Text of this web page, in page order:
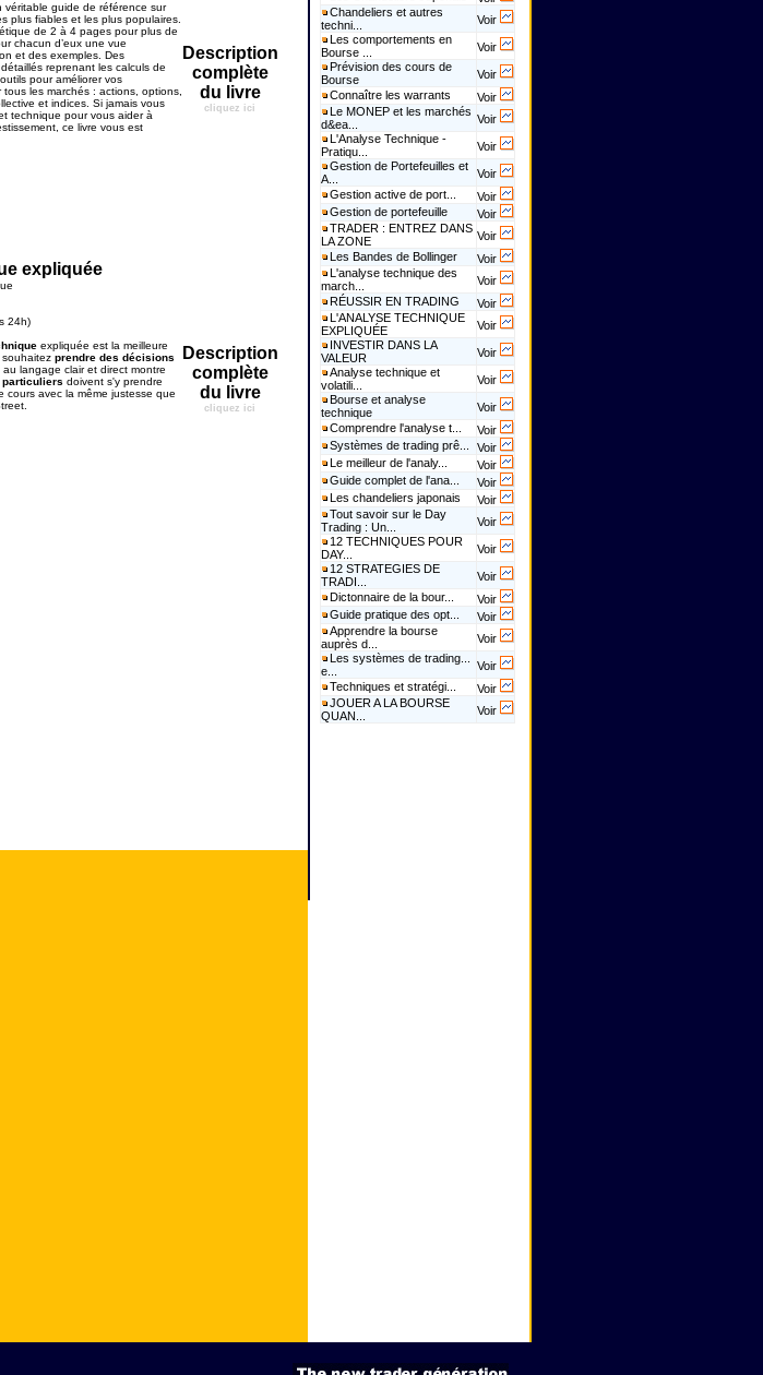
véritable guide de référence sur
plus fiables et les plus populaires.
de 2 à 4 pages pour plus de
chacun d’eux une vue
et des exemples. Des
reprenant les calculs de
pour améliorer vos
les marchés : actions, options,
et indices. Si jamais vous
technique pour vous aider à
ce livre vous est
Description
complète
du livre
cliquez ici
expliquée
24h)
expliquée est la meilleure
prendre des décisions
au langage clair et direct montre
doivent s'y prendre
cours avec la même justesse que
Description
complète
du livre
cliquez ici
Chandeliers et autres
techni...
Voir
Les comportements en
Bourse ...
Voir
Prévision des cours de
Bourse
Voir
Connaître les warrants
Voir
Le MONEP et les marchés
d&ea...
Voir
L'Analyse Technique -
Pratiqu...
Voir
Gestion de Portefeuilles et
A...
Voir
Gestion active de port...
Voir
Gestion de portefeuille
Voir
TRADER : ENTREZ DANS
LA ZONE
Voir
Les Bandes de Bollinger
Voir
L'analyse technique des
march...
Voir
RÉUSSIR EN TRADING
Voir
L'ANALYSE TECHNIQUE
EXPLIQUÉE
Voir
INVESTIR DANS LA
VALEUR
Voir
Analyse technique et
volatili...
Voir
Bourse et analyse
technique
Voir
Comprendre l'analyse t...
Voir
Systèmes de trading prê...
Voir
Le meilleur de l'analy...
Voir
Guide complet de l'ana...
Voir
Les chandeliers japonais
Voir
Tout savoir sur le Day
Trading : Un...
Voir
12 TECHNIQUES POUR
DAY...
Voir
12 STRATEGIES DE
TRADI...
Voir
Dictonnaire de la bour...
Voir
Guide pratique des opt...
Voir
Apprendre la bourse
auprès d...
Voir
Les systèmes de trading...
e...
Voir
Techniques et stratégi...
Voir
JOUER A LA BOURSE
QUAN...
Voir